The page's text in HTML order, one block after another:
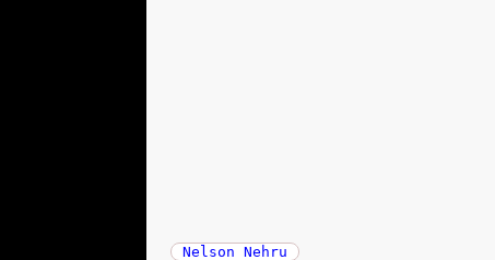
Nelson Nehru